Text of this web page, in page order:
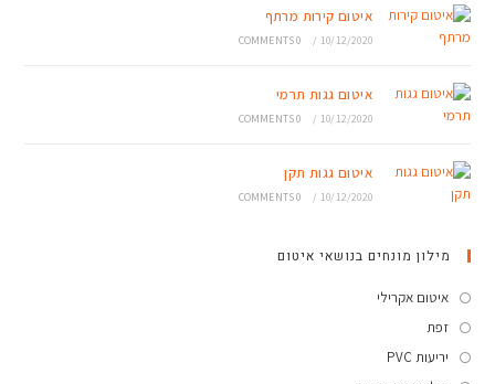
איטום קירות מרתף
10/12/2020
/
0 COMMENTS
איטום גגות תרמי
10/12/2020
/
0 COMMENTS
איטום גגות תקן
10/12/2020
/
0 COMMENTS
מילון מונחים בנושאי איטום
איטום אקרילי
זפת
יריעות PVC